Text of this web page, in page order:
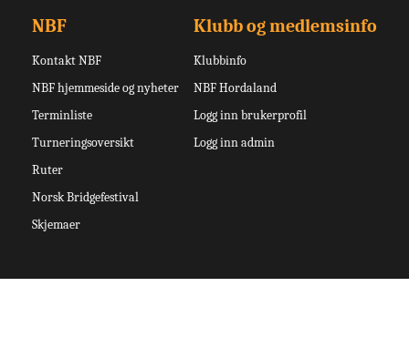
NBF
Kontakt NBF
NBF hjemmeside og nyheter
Terminliste
Turneringsoversikt
Ruter
Norsk Bridgefestival
Skjemaer
Klubb og medlemsinfo
Klubbinfo
NBF Hordaland
Logg inn brukerprofil
Logg inn admin